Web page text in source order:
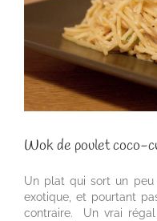
Wok de poulet coco-
Un plat qui sort un peu
exotique, et pourtant
contraire. Un vrai